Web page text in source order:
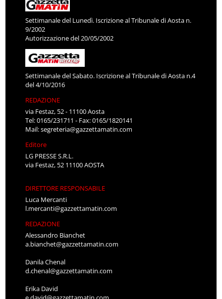
Settimanale del Lunedì. Iscrizione al Tribunale di Aosta n.
9/2002
Autorizzazione del 20/05/2002
Settimanale del Sabato. Iscrizione al Tribunale di Aosta n.4
del 4/10/2016
REDAZIONE
via Festaz, 52 - 11100 Aosta
Tel: 0165/231711 - Fax: 0165/1820141
Mail:segreteria@gazzettamatin.com
Editore
LG PRESSE S.R.L.
via Festaz, 52 11100 AOSTA
DIRETTORE RESPONSABILE
Luca Mercanti
l.mercanti@gazzettamatin.com
REDAZIONE
Alessandro Bianchet
a.bianchet@gazzettamatin.com
Danila Chenal
d.chenal@gazzettamatin.com
Erika David